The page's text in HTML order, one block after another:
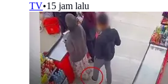
TV•15 jam lalu